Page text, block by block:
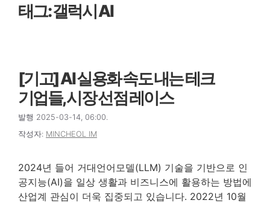
태그: 갤럭시 AI
[기고] AI 실용화 속도 내는 테크
기업들, 시장 선점 레이스
발행 2025-03-14, 06:00.
작성자: MINCHEOL IM
2024년 들어 거대언어모델(LLM) 기술을 기반으로 인
공지능(AI)을 일상 생활과 비즈니스에 활용하는 방법에
산업계 관심이 더욱 집중되고 있습니다. 2022년 10월